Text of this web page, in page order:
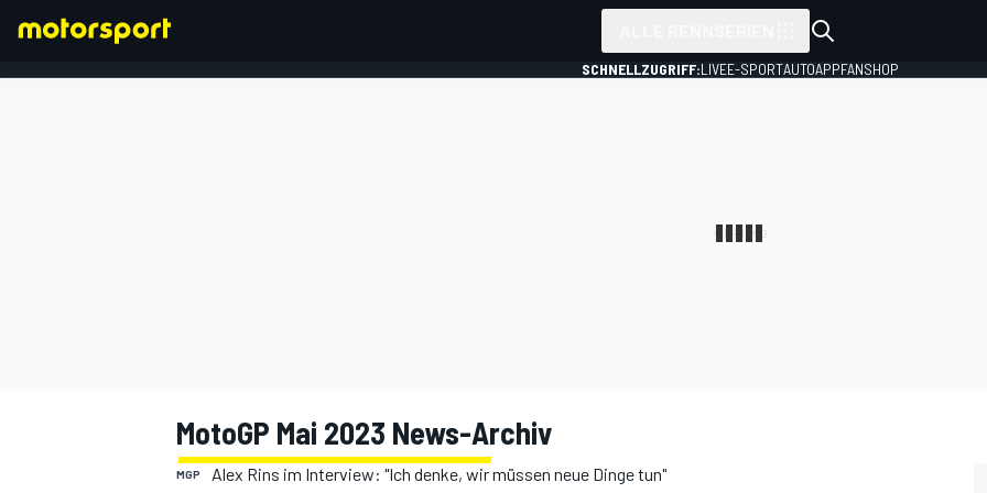
SCHNELLZUGRIFF:LIVEE-SPORTAUTOAPPFANSHOP
MotoGP Mai 2023 News-Archiv
MGP Alex Rins im Interview: "Ich denke, wir müssen neue Dinge tun"